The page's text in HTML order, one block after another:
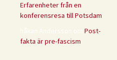
Erfarenheter från en
konferensresa till Potsdam
håkan Andersson om Post-
fakta är pre-fascism